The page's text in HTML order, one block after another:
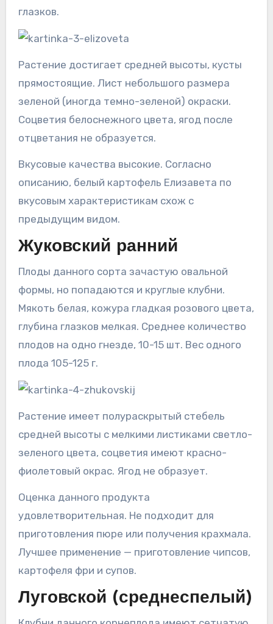
глазков.
Растение достигает средней высоты, кусты
прямостоящие. Лист небольшого размера
зеленой (иногда темно-зеленой) окраски.
Соцветия белоснежного цвета, ягод после
отцветания не образуется.
Вкусовые качества высокие. Согласно
описанию, белый картофель Елизавета по
вкусовым характеристикам схож с
предыдущим видом.
Жуковский ранний
Плоды данного сорта зачастую овальной
формы, но попадаются и круглые клубни.
Мякоть белая, кожура гладкая розового цвета,
глубина глазков мелкая. Среднее количество
плодов на одно гнезде, 10-15 шт. Вес одного
плода 105-125 г.
Растение имеет полураскрытый стебель
средней высоты с мелкими листиками светло-
зеленого цвета, соцветия имеют красно-
фиолетовый окрас. Ягод не образует.
Оценка данного продукта
удовлетворительная. Не подходит для
приготовления пюре или получения крахмала.
Лучшее применение — приготовление чипсов,
картофеля фри и супов.
Луговской (среднеспелый)